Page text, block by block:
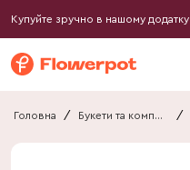
Купуйте зручно в нашому додатку
Головна / Букети та композиції /